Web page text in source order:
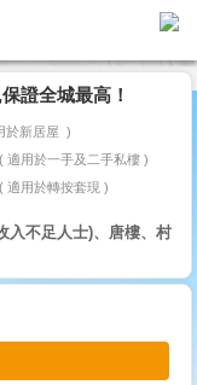
證全城最高！
於新居屋
適用於一手及二手私樓
適用於轉按套現
入不足人士)、唐樓、村